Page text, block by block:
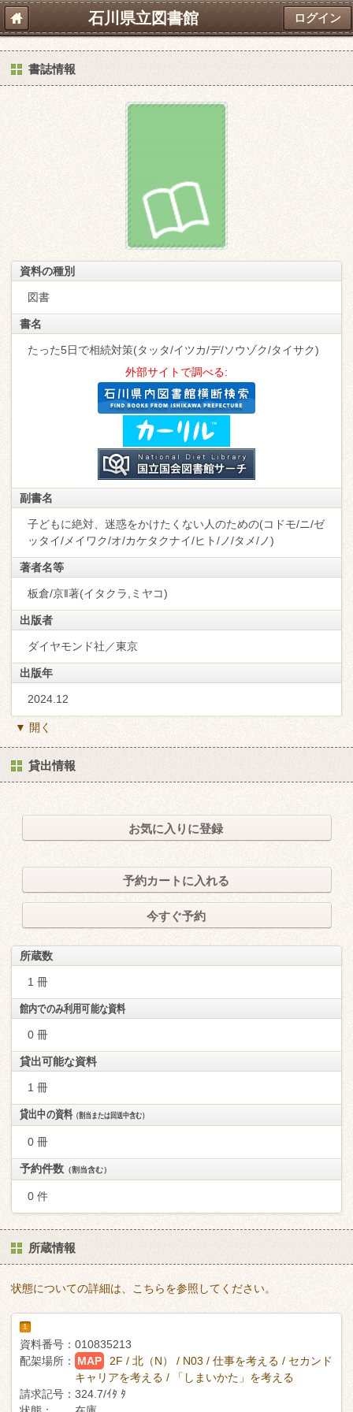
石川県立図書館 ログイン
書誌情報
資料の種別
図書
書名
たった5日で相続対策(タッタ/イツカ/デ/ソウゾク/タイサク)
外部サイトで調べる:
副書名
子どもに絶対、迷惑をかけたくない人のための(コドモ/ニ/ゼ
ッタイ/メイワク/オ/カケタクナイ/ヒト/ノ/タメ/ノ)
著者名等
板倉/京‖著(イタクラ,ミヤコ)
出版者
ダイヤモンド社／東京
出版年
2024.12
▼ 開く
貸出情報
お気に入りに登録
予約カートに入れる
今すぐ予約
所蔵数
1 冊
館内でのみ利用可能な資料
0 冊
貸出可能な資料
1 冊
貸出中の資料（割当または回送中含む）
0 冊
予約件数 （割当含む）
0 件
所蔵情報
状態についての詳細は、こちらを参照してください。
1
資料番号： 010835213
配架場所：
MAP
2F / 北（N） / N03 / 仕事を考える / セカンド
キャリアを考える / 「しまいかた」を考える
請求記号： 324.7/ｲﾀ ﾀ